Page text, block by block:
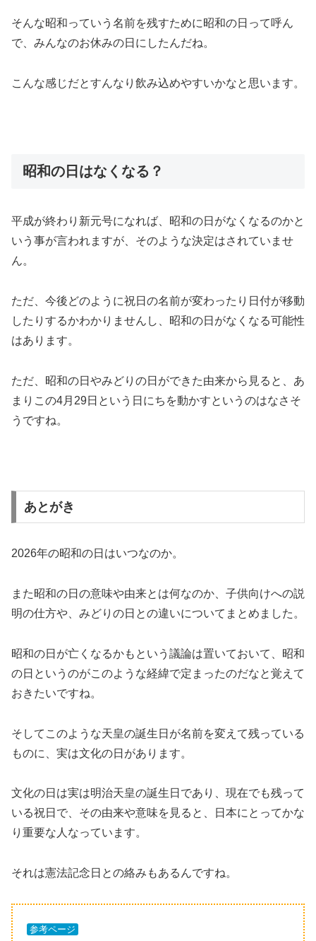
そんな昭和っていう名前を残すために昭和の日って呼ん
で、みんなのお休みの日にしたんだね。
こんな感じだとすんなり飲み込めやすいかなと思います。
昭和の日はなくなる？
平成が終わり新元号になれば、昭和の日がなくなるのかと
いう事が言われますが、そのような決定はされていませ
ん。
ただ、今後どのように祝日の名前が変わったり日付が移動
したりするかわかりませんし、昭和の日がなくなる可能性
はあります。
ただ、昭和の日やみどりの日ができた由来から見ると、あ
まりこの4月29日という日にちを動かすというのはなさそ
うですね。
あとがき
2026年の昭和の日はいつなのか。
また昭和の日の意味や由来とは何なのか、子供向けへの説
明の仕方や、みどりの日との違いについてまとめました。
昭和の日が亡くなるかもという議論は置いておいて、昭和
の日というのがこのような経緯で定まったのだなと覚えて
おきたいですね。
そしてこのような天皇の誕生日が名前を変えて残っている
ものに、実は文化の日があります。
文化の日は実は明治天皇の誕生日であり、現在でも残って
いる祝日で、その由来や意味を見ると、日本にとってかな
り重要な人なっています。
それは憲法記念日との絡みもあるんですね。
参考ページ